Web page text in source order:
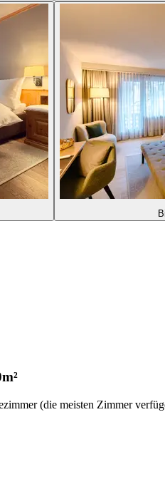
(die meisten Zimmer